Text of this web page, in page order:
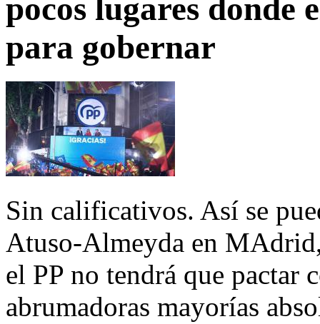
pocos lugares donde
para gobernar
Sin calificativos. Así se
Atuso-Almeyda en
el PP no tendrá que pactar
abrumadoras mayorías